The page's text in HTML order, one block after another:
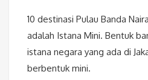
10 destinasi Pulau Banda
adalah Istana Mini. Bentuk
istana negara yang ada di
berbentuk mini.